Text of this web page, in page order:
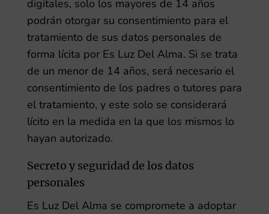
digitales, solo los mayores de 14 años
podrán otorgar su consentimiento para el
tratamiento de sus datos personales de
forma lícita por Es Luz Del Alma. Si se trata
de un menor de 14 años, será necesario el
consentimiento de los padres o tutores para
el tratamiento, y este solo se considerará
lícito en la medida en la que los mismos lo
hayan autorizado.
Secreto y seguridad de los datos
personales
Es Luz Del Alma se compromete a adoptar